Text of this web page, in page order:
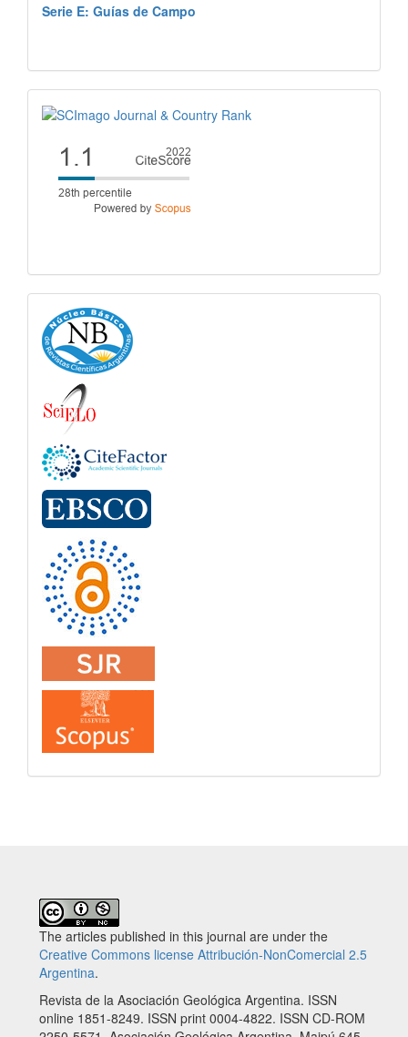
Serie E: Guías de Campo
The articles published in this journal are under the
Creative Commons license Attribución-NonComercial 2.5
Argentina.
Revista de la Asociación Geológica Argentina. ISSN
online 1851-8249. ISSN print 0004-4822. ISSN CD-ROM